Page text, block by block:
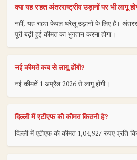
क्या यह राहत अंतरराष्ट्रीय उड़ानों पर भी लागू
नहीं, यह राहत केवल घरेलू उड़ानों के लिए है।
पूरी बढ़ी हुई कीमत का भुगतान करना होगा।
नई कीमतें कब से लागू होंगी?
नई कीमतें 1 अप्रैल 2026 से लागू होंगी।
दिल्ली में एटीएफ की कीमत कितनी है?
दिल्ली में एटीएफ की कीमत 1,04,927 रुपए प्रति